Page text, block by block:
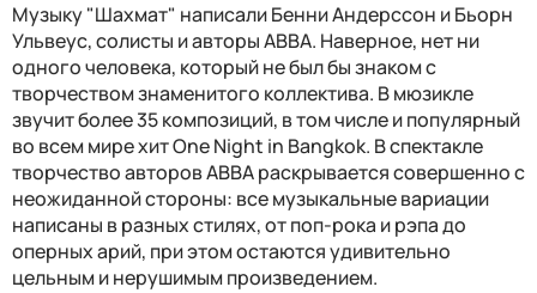
Музыку "Шахмат" написали Бенни Андерссон и Бьорн
Ульвеус, солисты и авторы АВВА. Наверное, нет ни
одного человека, который не был бы знаком с
творчеством знаменитого коллектива. В мюзикле
звучит более 35 композиций, в том числе и популярный
во всем мире хит One Night in Bangkok. В спектакле
творчество авторов АВВА раскрывается совершенно с
неожиданной стороны: все музыкальные вариации
написаны в разных стилях, от поп-рока и рэпа до
оперных арий, при этом остаются удивительно
цельным и нерушимым произведением.